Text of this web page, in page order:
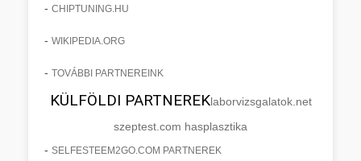
- CHIPTUNING.HU
- WIKIPEDIA.ORG
- TOVÁBBI PARTNEREINK
KÜLFÖLDI PARTNEREKlaborvizsgalatok.net
szeptest.com hasplasztika
- SELFESTEEM2GO.COM PARTNEREK